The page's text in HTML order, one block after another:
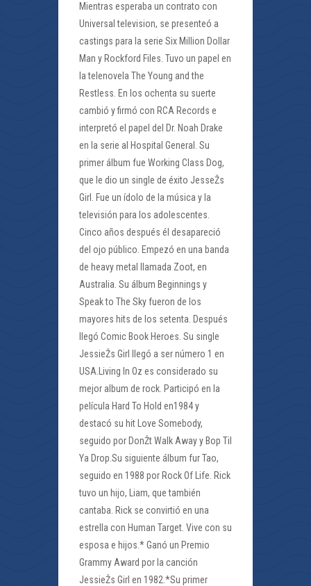
Mientras esperaba un contrato con
Universal television, se presenteó a
castings para la serie Six Million Dollar
Man y Rockford Files. Tuvo un papel en
la telenovela The Young and the
Restless. En los ochenta su suerte
cambió y firmó con RCA Records e
interpretó el papel del Dr. Noah Drake
en la serie al Hospital General. Su
primer álbum fue Working Class Dog,
que le dio un single de éxito JesseŽs
Girl. Fue un ídolo de la música y la
televisión para los adolescentes.
Cinco años después él desapareció
del ojo público. Empezó en una banda
de heavy metal llamada Zoot, en
Australia. Su álbum Beginnings y
Speak to The Sky fueron de los
mayores hits de los setenta. Después
llegó Comic Book Heroes. Su single
JessieŽs Girl llegó a ser número 1 en
USA.Living In Oz es considerado su
mejor album de rock. Participó en la
película Hard To Hold en1984 y
destacó su hit Love Somebody,
seguido por DonŽt Walk Away y Bop Til
Ya Drop.Su siguiente álbum fur Tao,
seguido en 1988 por Rock Of Life. Rick
tuvo un hijo, Liam, que también
cantaba. Rick se convirtió en una
estrella con Human Target. Vive con su
esposa e hijos.* Ganó un Premio
Grammy Award por la canción
JessieŽs Girl en 1982.*Su primer